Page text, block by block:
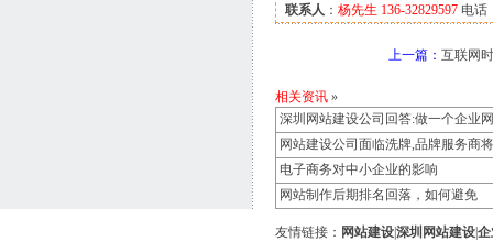
联系人 ： 杨先生 136-32829597 电话
上一篇： 互联网
相关资讯 »
深圳网站建设公司回答:做一个企业
网站建设公司面临洗牌,品牌服务商
电子商务对中小企业的影响
网站制作后期排名回落，如何避免
友情链接： 网站建设深圳网站建设